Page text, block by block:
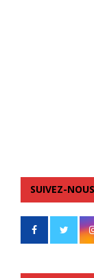
SUIVEZ-